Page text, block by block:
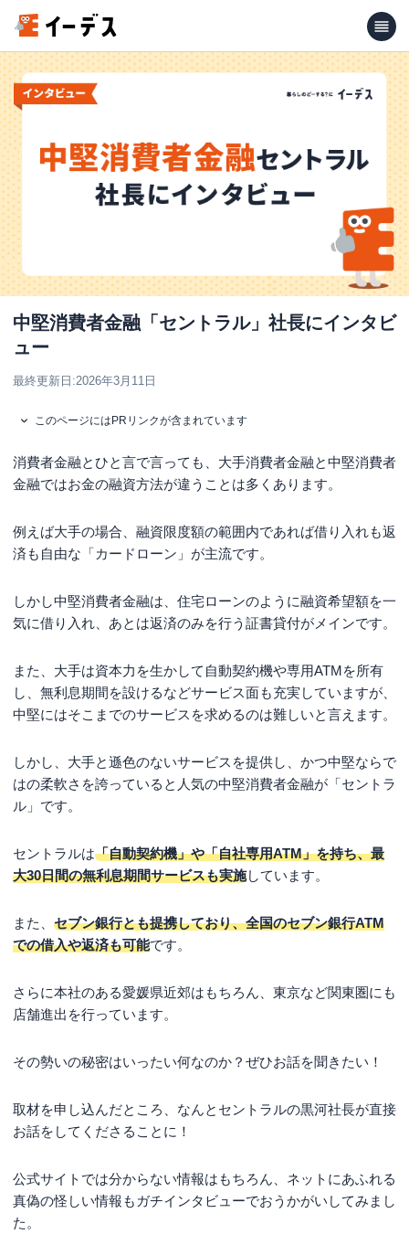
中堅消費者金融「セントラル」社長にインタビ
ュー
最終更新日:2026年3月11日
このページにはPRリンクが含まれています
消費者金融とひと言で言っても、大手消費者金融と中堅消費者
金融ではお金の融資方法が違うことは多くあります。
例えば大手の場合、融資限度額の範囲内であれば借り入れも返
済も自由な「カードローン」が主流です。
しかし中堅消費者金融は、住宅ローンのように融資希望額を一
気に借り入れ、あとは返済のみを行う証書貸付がメインです。
また、大手は資本力を生かして自動契約機や専用ATMを所有
し、無利息期間を設けるなどサービス面も充実していますが、
中堅にはそこまでのサービスを求めるのは難しいと言えます。
しかし、 大手と遜色のないサービスを提供し、かつ中堅ならで
はの柔軟さを誇っていると人気の中堅消費者金融が「セントラ
ル」 です。
セントラルは「自動契約機」や「自社専用ATM」を持ち、最
大30日間の無利息期間サービスも実施しています。
また、 セブン銀行とも提携しており、全国のセブン銀行ATM
での借入や返済も可能です。
さらに本社のある愛媛県近郊はもちろん、東京など関東圏にも
店舗進出を行っています。
その勢いの秘密はいったい何なのか？ぜひお話を聞きたい！
取材を申し込んだところ、なんとセントラルの黒河社長が直接
お話をしてくださることに！
公式サイトでは分からない情報はもちろん、ネットにあふれる
真偽の怪しい情報もガチインタビューでおうかがいしてみまし
た。